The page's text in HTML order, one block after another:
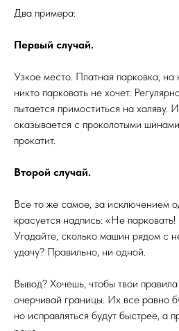
Два примера:
Первый случай.
Узкое место. Платная парковка, на
никто парковать не хочет.
пытается примоститься на халяву.
оказывается с проколотыми
прокатит.
Второй случай.
Все то же самое, за исключением
красуется надпись: «Не
Угадайте, сколько машин рядом с
удачу? Правильно, ни одной.
Вывод? Хочешь, чтобы твои
очерчивай границы. Их все равно
но исправляться будут быстрее, а